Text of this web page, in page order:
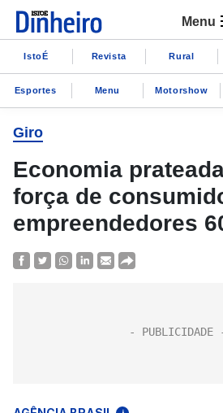
Menu
IstoÉ Revista Rural
Esportes Menu Motorshow
Giro
Economia
força de
empreendedores